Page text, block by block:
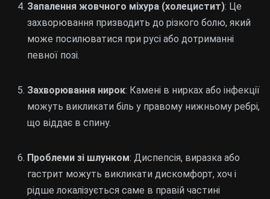
Запалення жовчного міхура (холецистит): Це
захворювання призводить до різкого болю, який
може посилюватися при русі або дотриманні
певної позі.
Захворювання нирок: Камені в нирках або інфекції
можуть викликати біль у правому нижньому ребрі,
що віддає в спину.
Проблеми зі шлунком: Диспепсія, виразка або
гастрит можуть викликати дискомфорт, хоч і
рідше локалізується саме в правій частині